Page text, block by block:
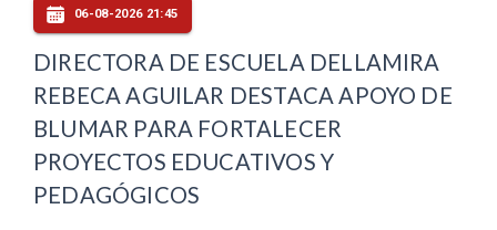
06-08-2026 21:45
DIRECTORA DE ESCUELA DELLAMIRA
REBECA AGUILAR DESTACA APOYO DE
BLUMAR PARA FORTALECER
PROYECTOS EDUCATIVOS Y
PEDAGÓGICOS